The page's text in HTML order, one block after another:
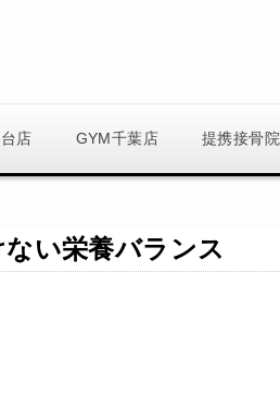
店 GYM千葉店 提携接骨院
い栄養バランス